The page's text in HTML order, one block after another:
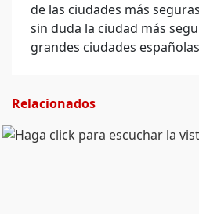
de las ciudades más
sin duda la ciudad más
grandes ciudades
Relacionados